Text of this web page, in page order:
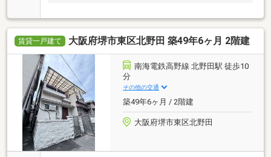
賃貸一戸建て 大阪府堺市東区北野田 築49年6ヶ月 2階建
南海電鉄高野線 北野田駅 徒歩10
分
その他の交通
築49年6ヶ月 / 2階建
大阪府堺市東区北野田